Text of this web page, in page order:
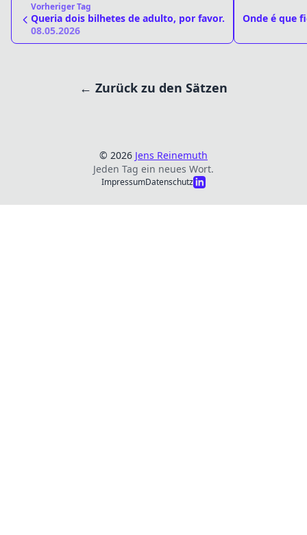
Vorheriger Tag
Queria dois bilhetes de adulto, por favor.
08.05.2026
Onde é que
← Zurück zu den Sätzen
© 2026 Jens Reinemuth
Jeden Tag ein neues Wort.
ImpressumDatenschutz